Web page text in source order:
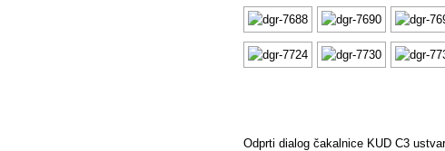
Odprti dialog čakalnice KUD C3